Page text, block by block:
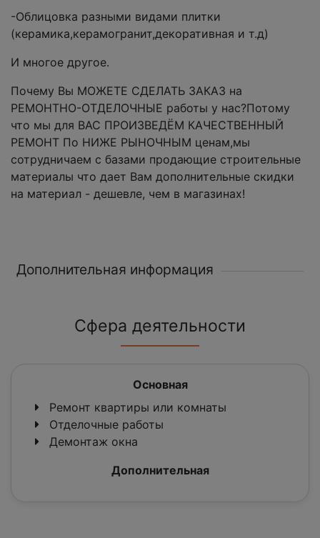
-Облицовка разными видами плитки
(керамика,керамогранит,декоративная и т.д)
И многое другое.
Почему Вы МОЖЕТЕ СДЕЛАТЬ ЗАКАЗ на
РЕМОНТНО-ОТДЕЛОЧНЫЕ работы у нас?Потому
что мы для ВАС ПРОИЗВЕДЁМ КАЧЕСТВЕННЫЙ
РЕМОНТ По НИЖЕ РЫНОЧНЫМ ценам,мы
сотрудничаем с базами продающие строительные
материалы что дает Вам дополнительные скидки
на материал - дешевле, чем в магазинах!
Дополнительная информация
Сфера деятельности
Основная
Ремонт квартиры или комнаты
Отделочные работы
Демонтаж окна
Дополнительная